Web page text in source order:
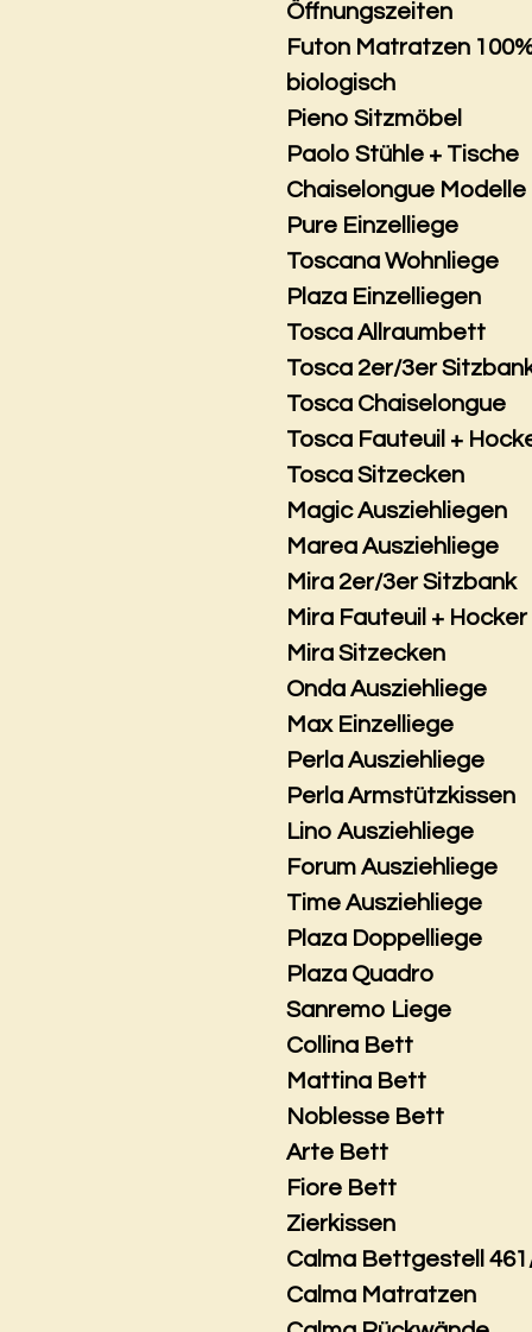
Öffnungszeiten
Futon Matratzen
biologisch
Pieno Sitzmöbel
Paolo Stühle + Tische
Chaiselongue Modelle
Pure Einzelliege
Toscana Wohnliege
Plaza Einzelliegen
Tosca Allraumbett
Tosca 2er/3er
Tosca Chaiselongue
Tosca Fauteuil +
Tosca Sitzecken
Magic Ausziehliegen
Marea Ausziehliege
Mira 2er/3er Sitzbank
Mira Fauteuil + Hocker
Mira Sitzecken
Onda Ausziehliege
Max Einzelliege
Perla Ausziehliege
Perla Armstützkissen
Lino Ausziehliege
Forum Ausziehliege
Time Ausziehliege
Plaza Doppelliege
Plaza Quadro
Sanremo Liege
Collina Bett
Mattina Bett
Noblesse Bett
Arte Bett
Fiore Bett
Zierkissen
Calma Bettgestell
Calma Matratzen